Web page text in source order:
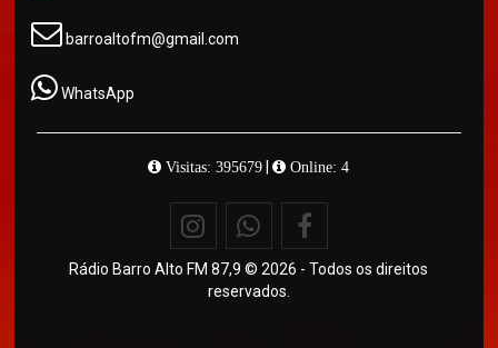
barroaltofm@gmail.com
WhatsApp
Visitas: 395679 | Online: 4
Rádio Barro Alto FM 87,9 © 2026 - Todos os direitos
reservados.